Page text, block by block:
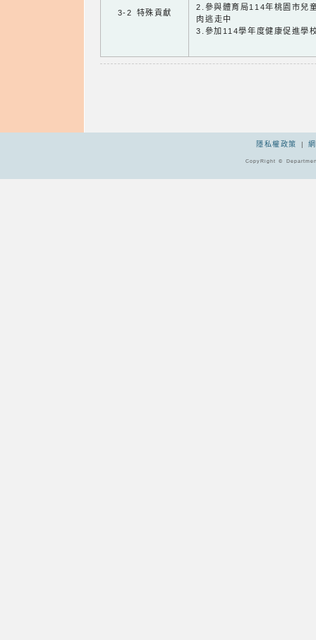
3-2 特殊貢獻
2.參與體育局114年桃園市兒
肉逃走中
3.參加114學年度健康促進學
隱私權政策 |
CopyRight ©